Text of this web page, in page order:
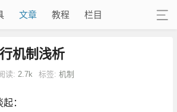
文章 教程 栏目
机制浅析
读: 2.7k 标签: 机制
：